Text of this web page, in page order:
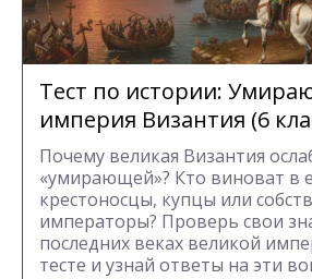
Тест по истории:
империя Византия (6
Почему великая Византия
«умирающей»? Кто виноват в
крестоносцы, купцы или
императоры? Проверь свои
последних веках великой
тесте и узнай ответы на эти